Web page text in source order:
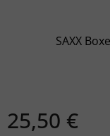
SAXX
25,50 €